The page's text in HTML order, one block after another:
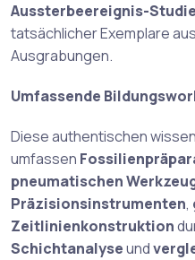
Aussterbeereignis-
tatsächlicher Exemplare aus
Ausgrabungen.
Umfassende
Diese authentischen
umfassen
pneumatischen
Präzisionsinstrumenten,
Zeitlinienkonstruktion
Schichtanalyseund